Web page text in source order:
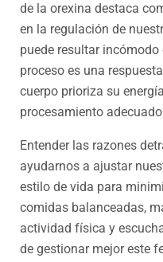
de la orexina destaca
en la regulación de
puede resultar
proceso es una
cuerpo prioriza su
procesamiento
Entender las razones
ayudarnos a ajustar
estilo de vida para
comidas balanceadas,
actividad física y
de gestionar mejor este